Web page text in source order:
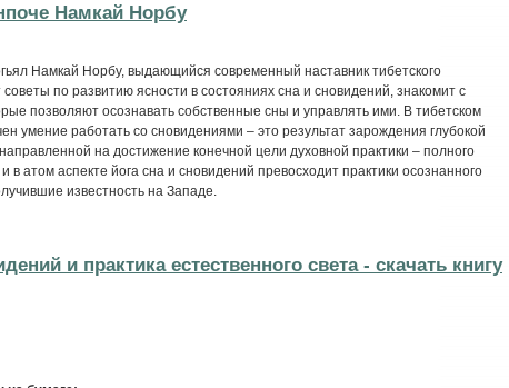
Намкай Норбу
Намкай Норбу, выдающийся современный наставник тибетского
по развитию ясности в состояниях сна и сновидений, знакомит с
позволяют осознавать собственные сны и управлять ими. В тибетском
умение работать со сновидениями – это результат зарождения глубокой
на достижение конечной цели духовной практики – полного
в атом аспекте йога сна и сновидений превосходит практики осознанного
известность на Западе.
и практика естественного света - cкачать книгу